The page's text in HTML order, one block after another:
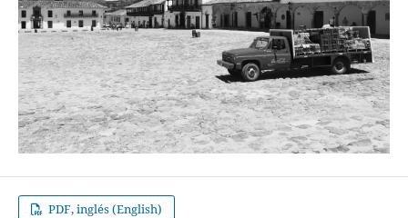
PDF, inglés (English)